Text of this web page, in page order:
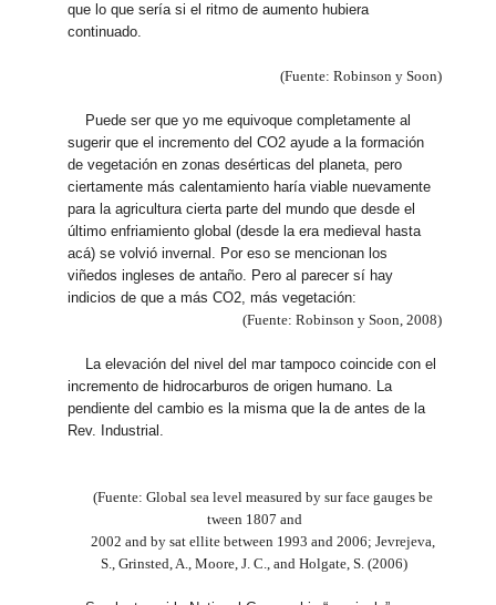
que lo que sería si el ritmo de aumento hubiera
continuado.
(Fuente: Robinson y Soon)
Puede ser que yo me equivoque completamente al
sugerir que el incremento del CO2 ayude a la formación
de vegetación en zonas desérticas del planeta, pero
ciertamente más calentamiento haría viable nuevamente
para la agricultura cierta parte del mundo que desde el
último enfriamiento global (desde la era medieval hasta
acá) se volvió invernal. Por eso se mencionan los
viñedos ingleses de antaño. Pero al parecer sí hay
indicios de que a más CO2, más vegetación:
(Fuente: Robinson y Soon, 2008)
La elevación del nivel del mar tampoco coincide con el
incremento de hidrocarburos de origen humano. La
pendiente del cambio es la misma que la de antes de la
Rev. Industrial.
(Fuente: Global sea level measured by sur face gauges be
tween 1807 and
2002 and by sat ellite between 1993 and 2006; Jevrejeva,
S., Grinsted, A., Moore, J. C., and Holgate, S. (2006)